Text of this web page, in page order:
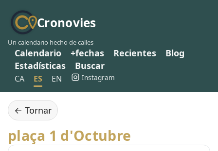
Cronovies
Un calendario hecho de calles
Calendario +fechas Recientes
Blog
Estadísticas
Buscar
CA ES EN Instagram
← Tornar
plaça 1 d'Octubre